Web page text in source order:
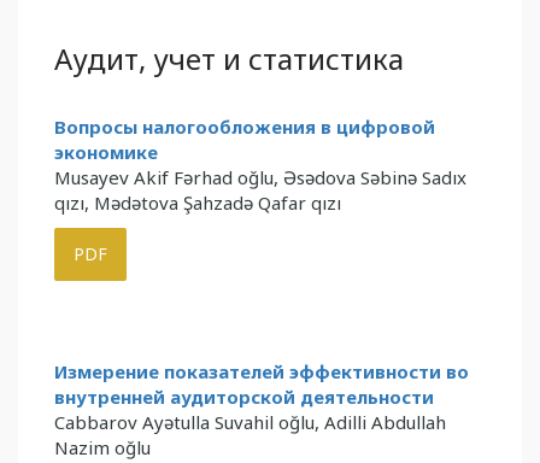
Аудит, учет и статистика
Вопросы налогообложения в цифровой
экономике
Musayev Akif Fərhad oğlu, Əsədova Səbinə Sadıx
qızı, Mədətova Şahzadə Qafar qızı
PDF
Измерение показателей эффективности во
внутренней аудиторской деятельности
Cabbarov Ayətulla Suvahil oğlu, Adilli Abdullah
Nazim oğlu